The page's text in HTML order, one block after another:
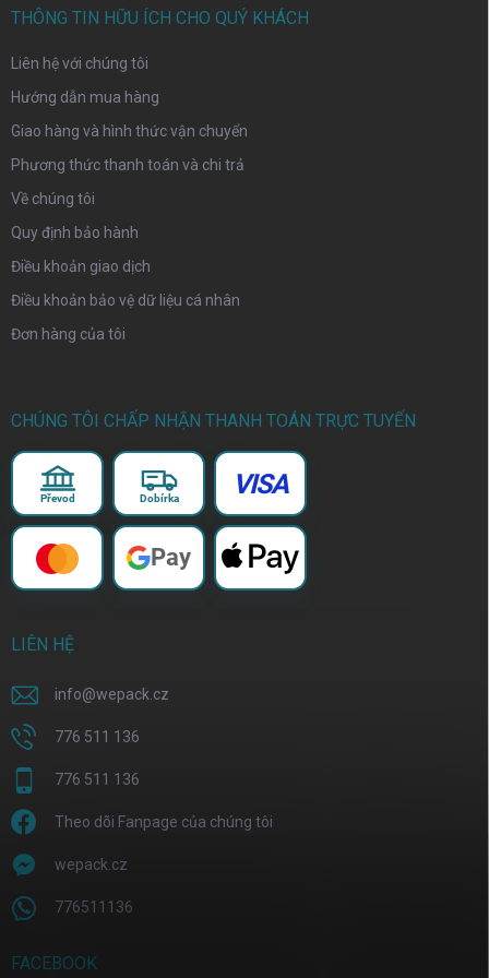
THÔNG TIN HỮU ÍCH CHO QUÝ KHÁCH
Liên hệ với chúng tôi
Hướng dẫn mua hàng
Giao hàng và hình thức vận chuyển
Phương thức thanh toán và chi trả
Về chúng tôi
Quy định bảo hành
Điều khoản giao dịch
Điều khoản bảo vệ dữ liệu cá nhân
Đơn hàng của tôi
CHÚNG TÔI CHẤP NHẬN THANH TOÁN TRỰC TUYẾN
Převod Dobírka VISA
Pay
LIÊN HỆ
info@wepack.cz
776 511 136
776 511 136
Theo dõi Fanpage của chúng tôi
wepack.cz
776511136
FACEBOOK